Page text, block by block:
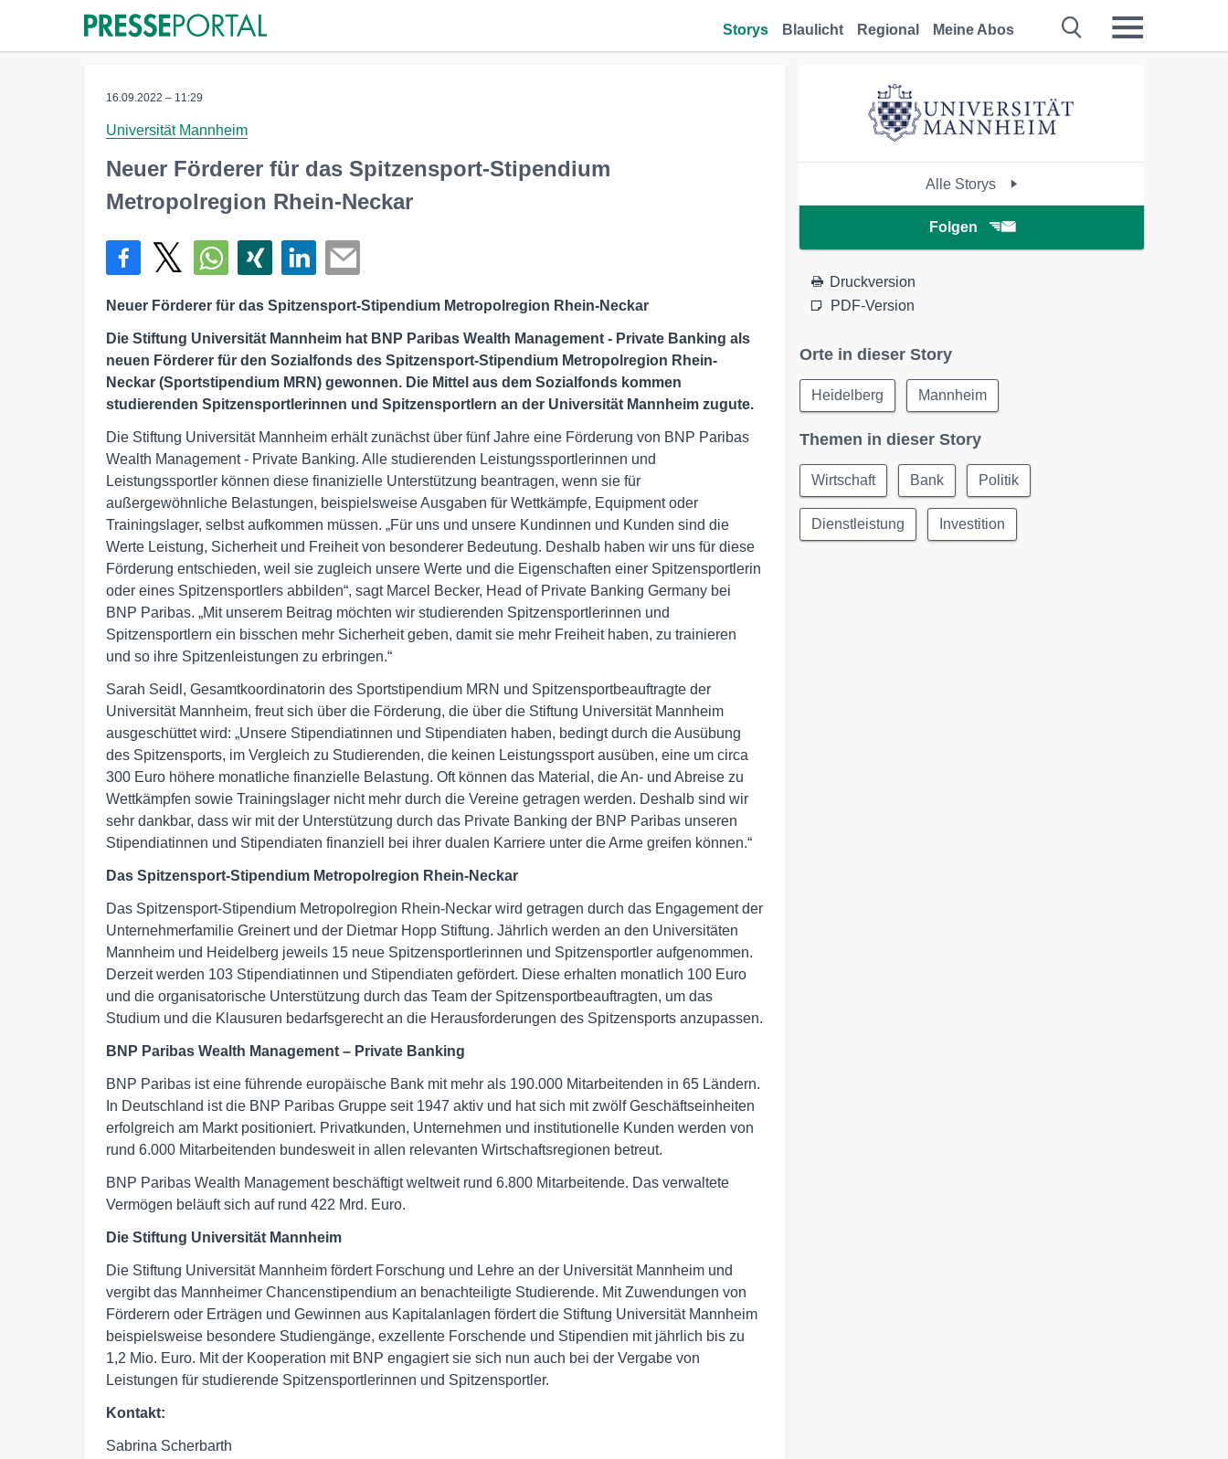
Storys Blaulicht Regional Meine Abos
16.09.2022 – 11:29
Universität Mannheim
Neuer Förderer für das Spitzensport-Stipendium
Metropolregion Rhein-Neckar
Neuer Förderer für das Spitzensport-Stipendium Metropolregion Rhein-Neckar
Die Stiftung Universität Mannheim hat BNP Paribas Wealth Management - Private Banking als
neuen Förderer für den Sozialfonds des Spitzensport-Stipendium Metropolregion Rhein-
Neckar (Sportstipendium MRN) gewonnen. Die Mittel aus dem Sozialfonds kommen
studierenden Spitzensportlerinnen und Spitzensportlern an der Universität Mannheim zugute.
Die Stiftung Universität Mannheim erhält zunächst über fünf Jahre eine Förderung von BNP Paribas
Wealth Management - Private Banking. Alle studierenden Leistungssportlerinnen und
Leistungssportler können diese finanizielle Unterstützung beantragen, wenn sie für
außergewöhnliche Belastungen, beispielsweise Ausgaben für Wettkämpfe, Equipment oder
Trainingslager, selbst aufkommen müssen. „Für uns und unsere Kundinnen und Kunden sind die
Werte Leistung, Sicherheit und Freiheit von besonderer Bedeutung. Deshalb haben wir uns für diese
Förderung entschieden, weil sie zugleich unsere Werte und die Eigenschaften einer Spitzensportlerin
oder eines Spitzensportlers abbilden“, sagt Marcel Becker, Head of Private Banking Germany bei
BNP Paribas. „Mit unserem Beitrag möchten wir studierenden Spitzensportlerinnen und
Spitzensportlern ein bisschen mehr Sicherheit geben, damit sie mehr Freiheit haben, zu trainieren
und so ihre Spitzenleistungen zu erbringen.“
Sarah Seidl, Gesamtkoordinatorin des Sportstipendium MRN und Spitzensportbeauftragte der
Universität Mannheim, freut sich über die Förderung, die über die Stiftung Universität Mannheim
ausgeschüttet wird: „Unsere Stipendiatinnen und Stipendiaten haben, bedingt durch die Ausübung
des Spitzensports, im Vergleich zu Studierenden, die keinen Leistungssport ausüben, eine um circa
300 Euro höhere monatliche finanzielle Belastung. Oft können das Material, die An- und Abreise zu
Wettkämpfen sowie Trainingslager nicht mehr durch die Vereine getragen werden. Deshalb sind wir
sehr dankbar, dass wir mit der Unterstützung durch das Private Banking der BNP Paribas unseren
Stipendiatinnen und Stipendiaten finanziell bei ihrer dualen Karriere unter die Arme greifen können.“
Das Spitzensport-Stipendium Metropolregion Rhein-Neckar
Das Spitzensport-Stipendium Metropolregion Rhein-Neckar wird getragen durch das Engagement der
Unternehmerfamilie Greinert und der Dietmar Hopp Stiftung. Jährlich werden an den Universitäten
Mannheim und Heidelberg jeweils 15 neue Spitzensportlerinnen und Spitzensportler aufgenommen.
Derzeit werden 103 Stipendiatinnen und Stipendiaten gefördert. Diese erhalten monatlich 100 Euro
und die organisatorische Unterstützung durch das Team der Spitzensportbeauftragten, um das
Studium und die Klausuren bedarfsgerecht an die Herausforderungen des Spitzensports anzupassen.
BNP Paribas Wealth Management – Private Banking
BNP Paribas ist eine führende europäische Bank mit mehr als 190.000 Mitarbeitenden in 65 Ländern.
In Deutschland ist die BNP Paribas Gruppe seit 1947 aktiv und hat sich mit zwölf Geschäftseinheiten
erfolgreich am Markt positioniert. Privatkunden, Unternehmen und institutionelle Kunden werden von
rund 6.000 Mitarbeitenden bundesweit in allen relevanten Wirtschaftsregionen betreut.
BNP Paribas Wealth Management beschäftigt weltweit rund 6.800 Mitarbeitende. Das verwaltete
Vermögen beläuft sich auf rund 422 Mrd. Euro.
Die Stiftung Universität Mannheim
Die Stiftung Universität Mannheim fördert Forschung und Lehre an der Universität Mannheim und
vergibt das Mannheimer Chancenstipendium an benachteiligte Studierende. Mit Zuwendungen von
Förderern oder Erträgen und Gewinnen aus Kapitalanlagen fördert die Stiftung Universität Mannheim
beispielsweise besondere Studiengänge, exzellente Forschende und Stipendien mit jährlich bis zu
1,2 Mio. Euro. Mit der Kooperation mit BNP engagiert sie sich nun auch bei der Vergabe von
Leistungen für studierende Spitzensportlerinnen und Spitzensportler.
Kontakt:
Sabrina Scherbarth
Alle Storys
Folgen
Druckversion
PDF-Version
Orte in dieser Story
Heidelberg Mannheim
Themen in dieser Story
Wirtschaft Bank Politik
Dienstleistung Investition